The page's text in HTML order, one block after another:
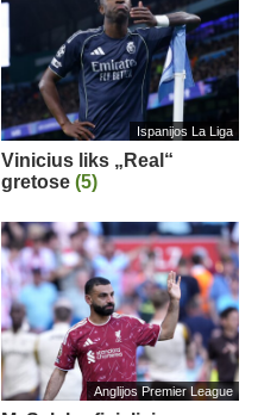
Ispanijos La Liga
Vinicius liks „Real“
gretose (5)
Anglijos Premier League